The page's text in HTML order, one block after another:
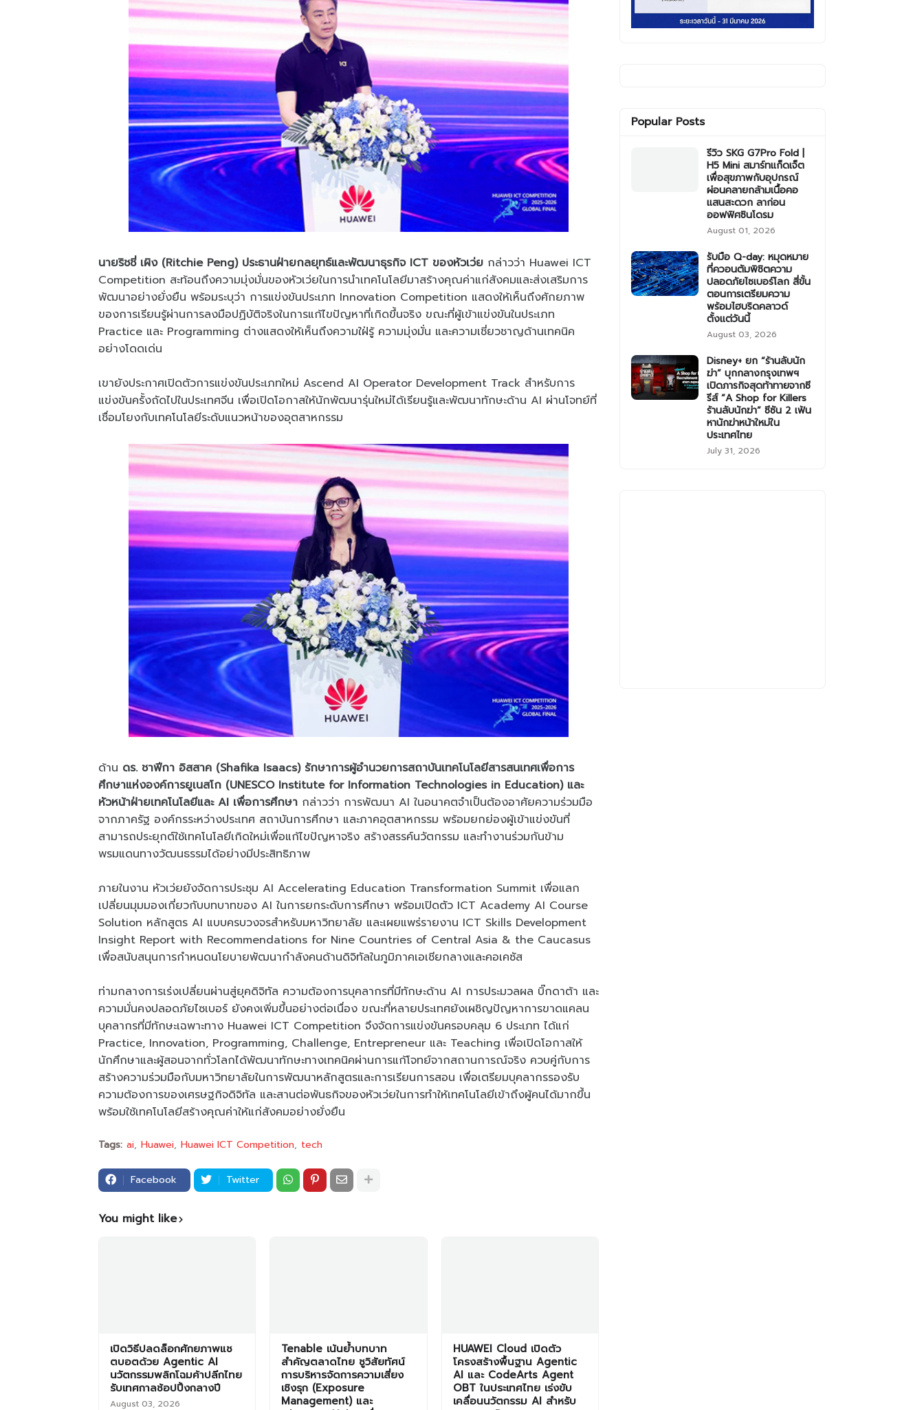
นายริชชี่ เผิง (Ritchie Peng) ประธานฝ่ายกลยุทธ์และพัฒนาธุรกิจ ICT ของหัวเว่ย กล่าวว่า Huawei ICT
Competition สะท้อนถึงความมุ่งมั่นของหัวเว่ยในการนำเทคโนโลยีมาสร้างคุณค่าแก่สังคมและส่งเสริมการ
พัฒนาอย่างยั่งยืน พร้อมระบุว่า การแข่งขันประเภท Innovation Competition แสดงให้เห็นถึงศักยภาพ
ของการเรียนรู้ผ่านการลงมือปฏิบัติจริงในการแก้ไขปัญหาที่เกิดขึ้นจริง ขณะที่ผู้เข้าแข่งขันในประเภท
Practice และ Programming ต่างแสดงให้เห็นถึงความใฝ่รู้ ความมุ่งมั่น และความเชี่ยวชาญด้านเทคนิค
อย่างโดดเด่น
เขายังประกาศเปิดตัวการแข่งขันประเภทใหม่ Ascend AI Operator Development Track สำหรับการ
แข่งขันครั้งถัดไปในประเทศจีน เพื่อเปิดโอกาสให้นักพัฒนารุ่นใหม่ได้เรียนรู้และพัฒนาทักษะด้าน AI ผ่านโจทย์ที่
เชื่อมโยงกับเทคโนโลยีระดับแนวหน้าของอุตสาหกรรม
ด้าน ดร. ชาฟีกา อิสสาค (Shafika Isaacs) รักษาการผู้อำนวยการสถาบันเทคโนโลยีสารสนเทศเพื่อการ
ศึกษาแห่งองค์การยูเนสโก (UNESCO Institute for Information Technologies in Education) และ
หัวหน้าฝ่ายเทคโนโลยีและ AI เพื่อการศึกษา กล่าวว่า การพัฒนา AI ในอนาคตจำเป็นต้องอาศัยความร่วมมือ
จากภาครัฐ องค์กรระหว่างประเทศ สถาบันการศึกษา และภาคอุตสาหกรรม พร้อมยกย่องผู้เข้าแข่งขันที่
สามารถประยุกต์ใช้เทคโนโลยีเกิดใหม่เพื่อแก้ไขปัญหาจริง สร้างสรรค์นวัตกรรม และทำงานร่วมกันข้าม
พรมแดนทางวัฒนธรรมได้อย่างมีประสิทธิภาพ
ภายในงาน หัวเว่ยยังจัดการประชุม AI Accelerating Education Transformation Summit เพื่อแลก
เปลี่ยนมุมมองเกี่ยวกับบทบาทของ AI ในการยกระดับการศึกษา พร้อมเปิดตัว ICT Academy AI Course
Solution หลักสูตร AI แบบครบวงจรสำหรับมหาวิทยาลัย และเผยแพร่รายงาน ICT Skills Development
Insight Report with Recommendations for Nine Countries of Central Asia & the Caucasus
เพื่อสนับสนุนการกำหนดนโยบายพัฒนากำลังคนด้านดิจิทัลในภูมิภาคเอเชียกลางและคอเคซัส
ท่ามกลางการเร่งเปลี่ยนผ่านสู่ยุคดิจิทัล ความต้องการบุคลากรที่มีทักษะด้าน AI การประมวลผล บิ๊กดาต้า และ
ความมั่นคงปลอดภัยไซเบอร์ ยังคงเพิ่มขึ้นอย่างต่อเนื่อง ขณะที่หลายประเทศยังเผชิญปัญหาการขาดแคลน
บุคลากรที่มีทักษะเฉพาะทาง Huawei ICT Competition จึงจัดการแข่งขันครอบคลุม 6 ประเภท ได้แก่
Practice, Innovation, Programming, Challenge, Entrepreneur และ Teaching เพื่อเปิดโอกาสให้
นักศึกษาและผู้สอนจากทั่วโลกได้พัฒนาทักษะทางเทคนิคผ่านการแก้โจทย์จากสถานการณ์จริง ควบคู่กับการ
สร้างความร่วมมือกับมหาวิทยาลัยในการพัฒนาหลักสูตรและการเรียนการสอน เพื่อเตรียมบุคลากรรองรับ
ความต้องการของเศรษฐกิจดิจิทัล และสานต่อพันธกิจของหัวเว่ยในการทำให้เทคโนโลยีเข้าถึงผู้คนได้มากขึ้น
พร้อมใช้เทคโนโลยีสร้างคุณค่าให้แก่สังคมอย่างยั่งยืน
Tags: ai Huawei Huawei ICT Competition tech
Facebook Twitter
You might like
เปิดวิธีปลดล็อกศักยภาพแช
ตบอตด้วย Agentic AI
นวัตกรรมพลิกโฉมค้าปลีกไทย
รับเทศกาลช้อปปิ้งกลางปี
August 03, 2026
Tenable เน้นย้ำบทบาท
สำคัญตลาดไทย ชูวิสัยทัศน์
การบริหารจัดการความเสี่ยง
เชิงรุก (Exposure
Management) และ
HUAWEI Cloud เปิดตัว
โครงสร้างพื้นฐาน Agentic
AI และ CodeArts Agent
OBT ในประเทศไทย เร่งขับ
เคลื่อนนวัตกรรม AI สำหรับ
Popular Posts
รีวิว SKG G7Pro Fold |
H5 Mini สมาร์ทแก็ดเจ็ต
เพื่อสุขภาพกับอุปกรณ์
ผ่อนคลายกล้ามเนื้อคอ
แสนสะดวก ลาก่อน
ออฟฟิศซินโดรม
August 01, 2026
รับมือ Q-day: หมุดหมาย
ที่ควอนตัมพิชิตความ
ปลอดภัยไซเบอร์โลก สี่ขั้น
ตอนการเตรียมความ
พร้อมไฮบริดคลาวด์
ตั้งแต่วันนี้
August 03, 2026
Disney+ ยก “ร้านลับนัก
ฆ่า” บุกกลางกรุงเทพฯ
เปิดภารกิจสุดท้าทายจากซี
รีส์ “A Shop for Killers
ร้านลับนักฆ่า” ซีซัน 2 เฟ้น
หานักฆ่าหน้าใหม่ใน
ประเทศไทย
July 31, 2026